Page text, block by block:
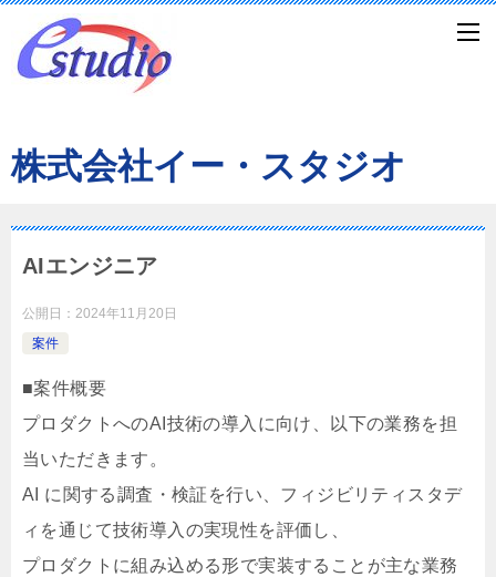
株式会社イー・スタジオ
AIエンジニア
公開日： 2024年11月20日
案件
■案件概要
プロダクトへのAI技術の導入に向け、以下の業務を担
当いただきます。
AI に関する調査・検証を行い、フィジビリティスタデ
ィを通じて技術導入の実現性を評価し、
プロダクトに組み込める形で実装することが主な業務